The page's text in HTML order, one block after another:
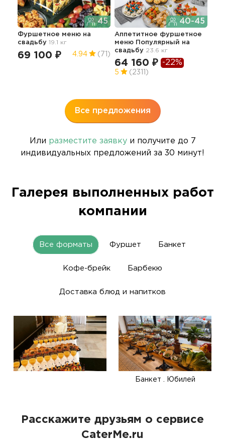
45
Фуршетное меню на
свадьбу 19.1 кг
69 100 ₽ 4.94 (71)
40-45
Аппетитное фуршетное
меню Популярный на
свадьбу 23.6 кг
64 160 ₽ -22%
5 (2311)
Все предложения
Или разместите заявкуи получите до 7
индивидуальных предложений за 30 минут!
Галерея выполненных работ
компании
Все форматы Фуршет Банкет
Кофе-брейк Барбекю
Доставка блюд и напитков
Банкет . Юбилей
Расскажите друзьям о сервисе
CaterMe.ru